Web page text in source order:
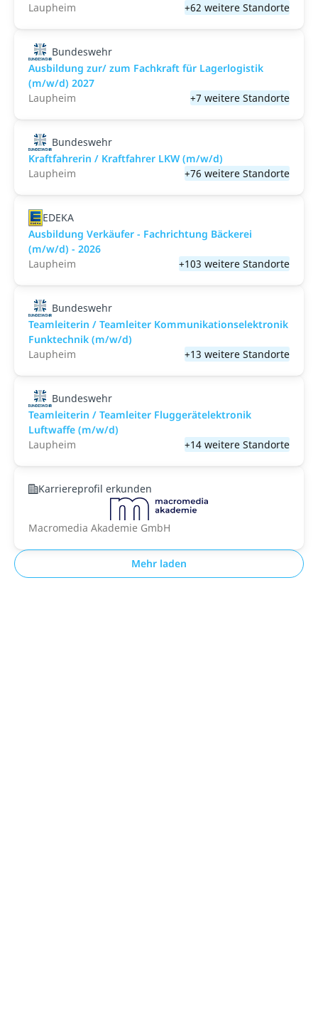
Laupheim
+62 weitere Standorte
Bundeswehr
Ausbildung zur/ zum Fachkraft für Lagerlogistik
(m/w/d) 2027
Laupheim
+7 weitere Standorte
Bundeswehr
Kraftfahrerin / Kraftfahrer LKW (m/w/d)
Laupheim
+76 weitere Standorte
EDEKA
Ausbildung Verkäufer - Fachrichtung Bäckerei
(m/w/d) - 2026
Laupheim
+103 weitere Standorte
Bundeswehr
Teamleiterin / Teamleiter Kommunikationselektronik
Funktechnik (m/w/d)
Laupheim
+13 weitere Standorte
Bundeswehr
Teamleiterin / Teamleiter Fluggerätelektronik
Luftwaffe (m/w/d)
Laupheim
+14 weitere Standorte
Karriereprofil erkunden
Macromedia Akademie GmbH
Mehr laden